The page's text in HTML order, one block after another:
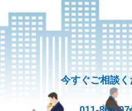
今すぐご相談く